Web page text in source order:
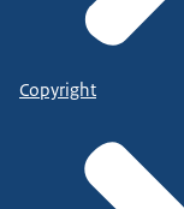
Copyright